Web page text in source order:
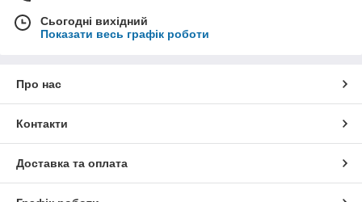
Сьогодні вихідний
Показати весь графік роботи
Про нас
Контакти
Доставка та оплата